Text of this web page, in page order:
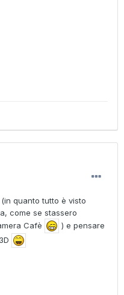
quanto tutto è visto
come se stassero
Cafè
) e pensare